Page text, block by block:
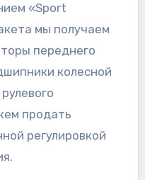
«Sport
мы получаем
переднего
колесной
продать
регулировкой